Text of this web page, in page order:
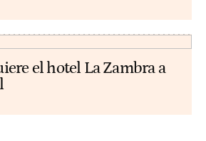
el hotel La Zambra a